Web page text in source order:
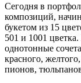
Сегодня в
композиций,
букетом из 15
501 и 1001
однотонные
красного,
пионов,